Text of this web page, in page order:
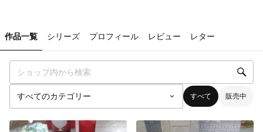
作品一覧 シリーズ プロフィール レビュー レター
すべて 販売中